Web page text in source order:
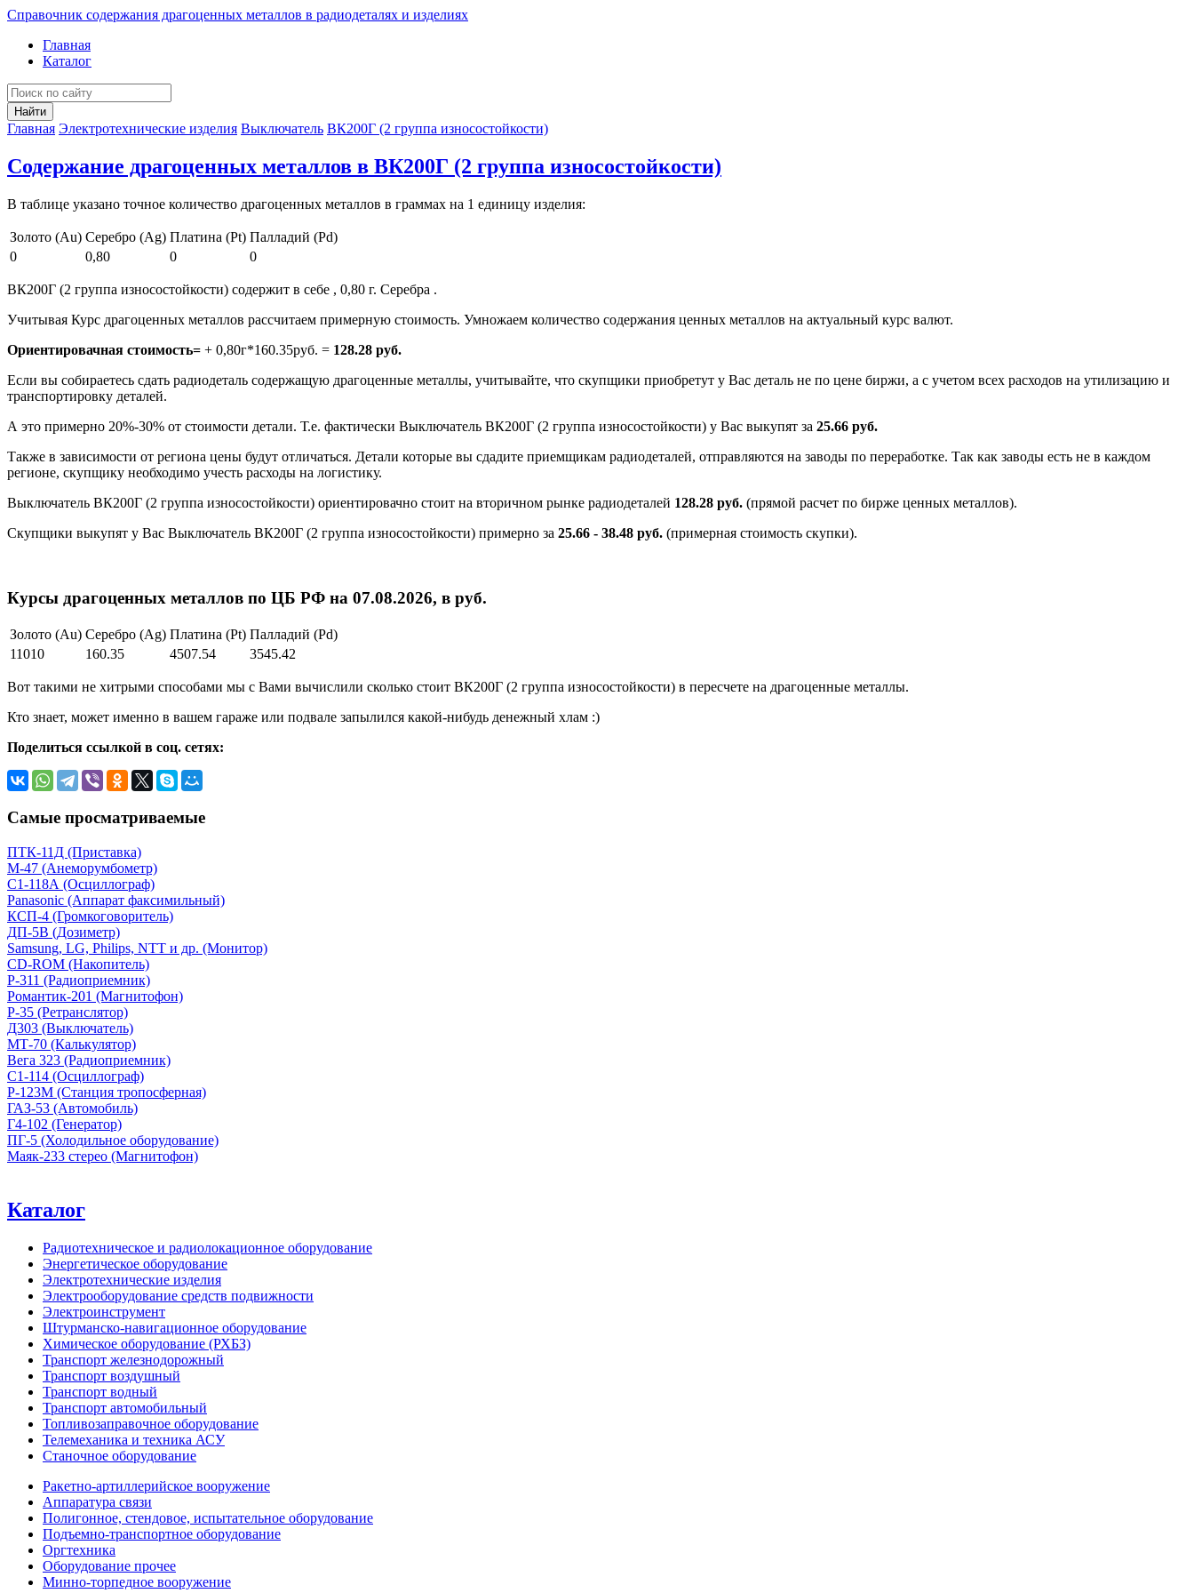
Справочник содержания драгоценных металлов в радиодеталях и изделиях
Главная
Каталог
Найти
Главная Электротехнические изделия Выключатель ВК200Г (2 группа износостойкости)
Содержание драгоценных металлов в ВК200Г (2 группа износостойкости)
В таблице указано точное количество драгоценных металлов в граммах на 1 единицу изделия:
Золото (Au) Серебро (Ag) Платина (Pt) Палладий (Pd)
0
0,80 0 0
ВК200Г (2 группа износостойкости) содержит в себе , 0,80 г. Серебра .
Учитывая Курс драгоценных металлов рассчитаем примерную стоимость. Умножаем количество содержания ценных металлов на актуальный курс валют.
Ориентировачная стоимость= + 0,80г*160.35руб. = 128.28 руб.
Если вы собираетесь сдать радиодеталь содержащую драгоценные металлы, учитывайте, что скупщики приобретут у Вас деталь не по цене биржи, а с учетом всех расходов на утилизацию и
транспортировку деталей.
А это примерно 20%-30% от стоимости детали. Т.е. фактически Выключатель ВК200Г (2 группа износостойкости) у Вас выкупят за 25.66 руб.
Также в зависимости от региона цены будут отличаться. Детали которые вы сдадите приемщикам радиодеталей, отправляются на заводы по переработке. Так как заводы есть не в каждом
регионе, скупщику необходимо учесть расходы на логистику.
Выключатель ВК200Г (2 группа износостойкости) ориентировачно стоит на вторичном рынке радиодеталей 128.28 руб. (прямой расчет по бирже ценных металлов).
Скупщики выкупят у Вас Выключатель ВК200Г (2 группа износостойкости) примерно за 25.66 - 38.48 руб. (примерная стоимость скупки).
Курсы драгоценных металлов по ЦБ РФ на 07.08.2026, в руб.
Золото (Au) Серебро (Ag) Платина (Pt) Палладий (Pd)
11010
160.35 4507.54 3545.42
Вот такими не хитрыми способами мы с Вами вычислили сколько стоит ВК200Г (2 группа износостойкости) в пересчете на драгоценные металлы.
Кто знает, может именно в вашем гараже или подвале запылился какой-нибудь денежный хлам :)
Поделиться ссылкой в соц. сетях:
Самые просматриваемые
ПТК-11Д (Приставка)
М-47 (Анеморумбометр)
С1-118А (Осциллограф)
Panasonic (Аппарат факсимильный)
КСП-4 (Громкоговоритель)
ДП-5В (Дозиметр)
Samsung, LG, Philips, NTT и др. (Монитор)
CD-ROM (Накопитель)
Р-311 (Радиоприемник)
Романтик-201 (Магнитофон)
Р-35 (Ретранслятор)
Д303 (Выключатель)
МТ-70 (Калькулятор)
Вега 323 (Радиоприемник)
С1-114 (Осциллограф)
Р-123М (Станция тропосферная)
ГАЗ-53 (Автомобиль)
Г4-102 (Генератор)
ПГ-5 (Холодильное оборудование)
Маяк-233 стерео (Магнитофон)
Каталог
Радиотехническое и радиолокационное оборудование
Энергетическое оборудование
Электротехнические изделия
Электрооборудование средств подвижности
Электроинструмент
Штурманско-навигационное оборудование
Химическое оборудование (РХБЗ)
Транспорт железнодорожный
Транспорт воздушный
Транспорт водный
Транспорт автомобильный
Топливозаправочное оборудование
Телемеханика и техника АСУ
Станочное оборудование
Ракетно-артиллерийское вооружение
Аппаратура связи
Полигонное, стендовое, испытательное оборудование
Подъемно-транспортное оборудование
Оргтехника
Оборудование прочее
Минно-торпедное вооружение